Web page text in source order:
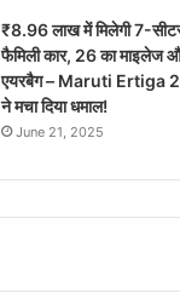
₹8.96 लाख में मिलेगी 7-
फैमिली कार, 26 का माइलेज
एयरबैग – Maruti Ertiga
ने मचा दिया धमाल!
June 21, 2025